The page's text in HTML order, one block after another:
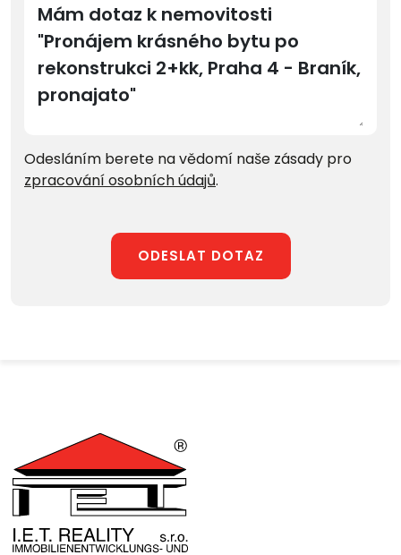
Odesláním berete na vědomí naše zásady pro
zpracování osobních údajů.
ODESLAT DOTAZ